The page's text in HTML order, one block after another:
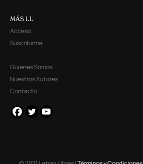
MÁS LL
Acceso
Suscribirme
Quienes Somos
Nuestros Autores
Contacto